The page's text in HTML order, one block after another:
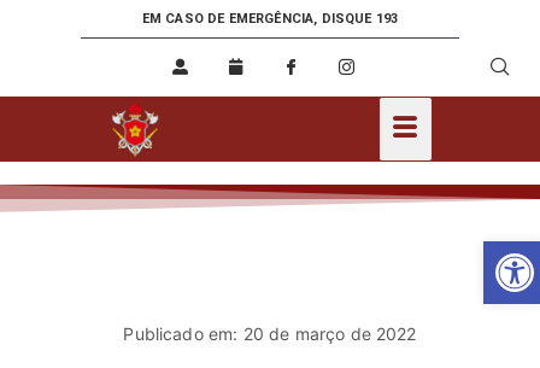
EM CASO DE EMERGÊNCIA, DISQUE 193
Publicado em: 20 de março de 2022